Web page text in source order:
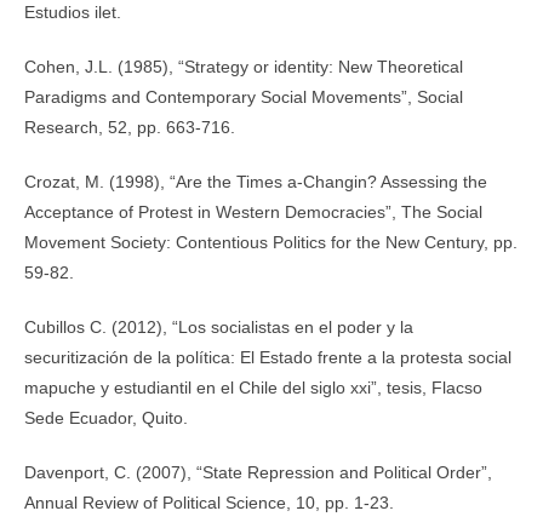
Estudios ilet.
Cohen, J.L. (1985), “Strategy or identity: New Theoretical
Paradigms and Contemporary Social Movements”, Social
Research, 52, pp. 663-716.
Crozat, M. (1998), “Are the Times a-Changin? Assessing the
Acceptance of Protest in Western Democracies”, The Social
Movement Society: Contentious Politics for the New Century, pp.
59-82.
Cubillos C. (2012), “Los socialistas en el poder y la
securitización de la política: El Estado frente a la protesta social
mapuche y estudiantil en el Chile del siglo xxi”, tesis, Flacso
Sede Ecuador, Quito.
Davenport, C. (2007), “State Repression and Political Order”,
Annual Review of Political Science, 10, pp. 1-23.